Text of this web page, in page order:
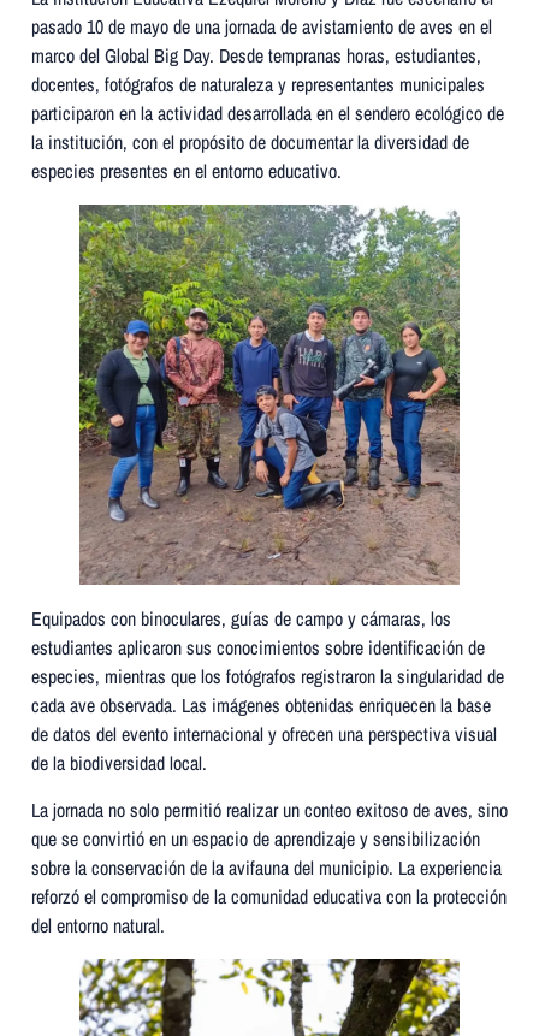
pasado 10 de mayo de una jornada de avistamiento de aves en el
marco del Global Big Day. Desde tempranas horas, estudiantes,
docentes, fotógrafos de naturaleza y representantes municipales
participaron en la actividad desarrollada en el sendero ecológico de
la institución, con el propósito de documentar la diversidad de
especies presentes en el entorno educativo.
Equipados con binoculares, guías de campo y cámaras, los
estudiantes aplicaron sus conocimientos sobre identificación de
especies, mientras que los fotógrafos registraron la singularidad de
cada ave observada. Las imágenes obtenidas enriquecen la base
de datos del evento internacional y ofrecen una perspectiva visual
de la biodiversidad local.
La jornada no solo permitió realizar un conteo exitoso de aves, sino
que se convirtió en un espacio de aprendizaje y sensibilización
sobre la conservación de la avifauna del municipio. La experiencia
reforzó el compromiso de la comunidad educativa con la protección
del entorno natural.